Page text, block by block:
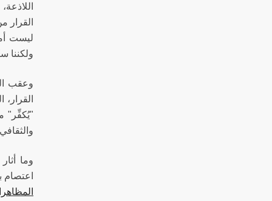
القرار
ليست
ولكننا
وعقب
"يُكفِّر"
وما